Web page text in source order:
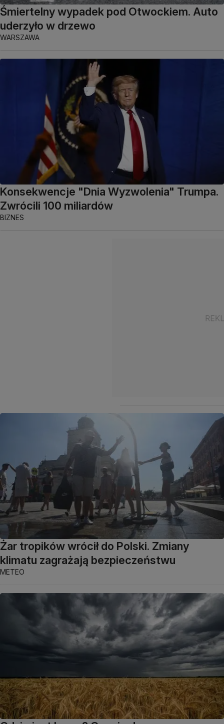
Śmiertelny wypadek pod Otwockiem. Auto
uderzyło w drzewo
WARSZAWA
Konsekwencje "Dnia Wyzwolenia" Trumpa.
Zwrócili 100 miliardów
BIZNES
Żar tropików wrócił do Polski. Zmiany
klimatu zagrażają bezpieczeństwu
METEO